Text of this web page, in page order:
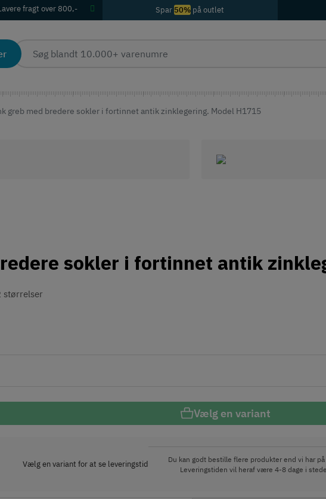
fragt over 800,- Spar 50% på outlet
greb med bredere sokler i fortinnet antik zinklegering. Model H1715
sokler i fortinnet antik
størrelser
Vælg en variant
Vælg en variant for at se leveringstid
Du kan godt bestille flere produkter end vi har på
Leveringstiden vil heraf være 4-8 dage i